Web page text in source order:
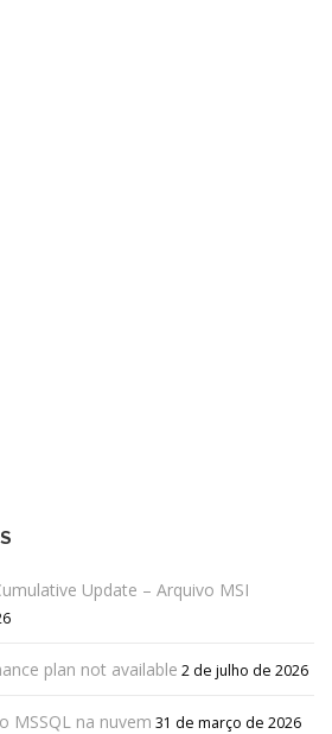
Update – Arquivo MSI
plan not available 2 de julho de 2026
MSSQL na nuvem 31 de março de 2026